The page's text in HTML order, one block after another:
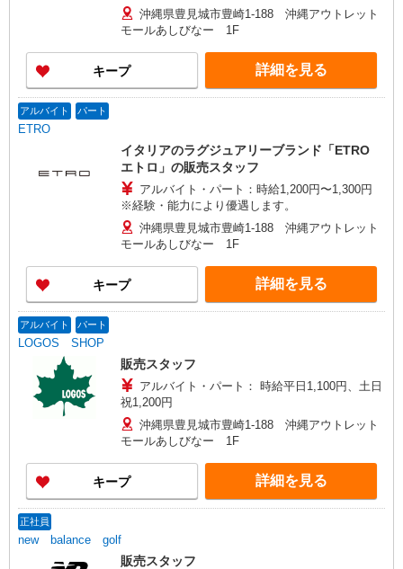
験・能力により優遇します。 ◇2か月間の研修期
間後、能力に合わせて時給アップ！
沖縄県豊見城市豊崎1-188 沖縄アウトレット
モールあしびなー 1F
キープ 詳細を見る
アルバイト パート
ETRO
イタリアのラグジュアリーブランド「ETRO
エトロ」の販売スタッフ
アルバイト・パート：時給1,200円〜1,300円
※経験・能力により優遇します。
沖縄県豊見城市豊崎1-188 沖縄アウトレット
モールあしびなー 1F
キープ 詳細を見る
アルバイト パート
LOGOS SHOP
販売スタッフ
アルバイト・パート： 時給平日1,100円、土日
祝1,200円
沖縄県豊見城市豊崎1-188 沖縄アウトレット
モールあしびなー 1F
キープ 詳細を見る
正社員
new balance golf
販売スタッフ